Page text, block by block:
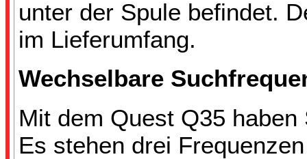
unter der Spule befindet.
im Lieferumfang.
Wechselbare
Mit dem Quest Q35
Es stehen drei